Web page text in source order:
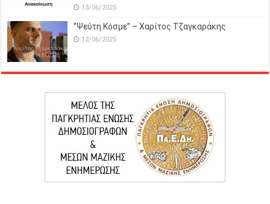
13/06/2025
‘’Ψεύτη Κόσμε’’ – Χαρίτος Τζαγκαράκης
12/06/2025